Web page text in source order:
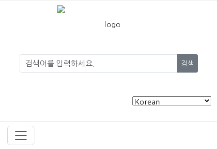
검색